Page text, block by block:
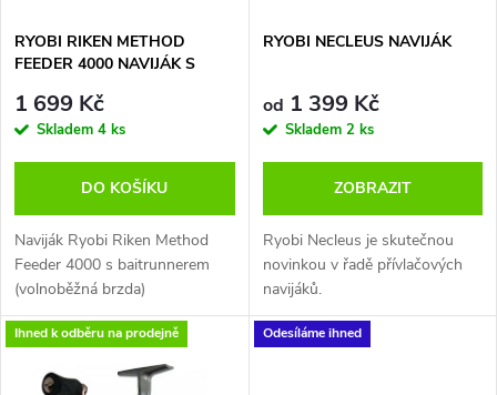
p
r
o
d
u
k
s
p
r
d
u
k
RYOBI RIKEN METHOD
FEEDER 4000 NAVIJÁK S
1 699 Kč
Skladem 4 ks
DO KOŠÍKU
Naviják Ryobi Riken Method
Feeder 4000 s baitrunnerem
(volnoběžná brzda)
Riken Method 4000 je série s
jednoduchým a čistým
RYOBI NECLEUS NAVIJÁK
od 1 399 Kč
Skladem 2 ks
ZOBRAZIT
Ryobi Necleus je skutečnou
novinkou v řadě přívlačových
navijáků.
Ihned k odběru na prodejně Odesíláme ihned